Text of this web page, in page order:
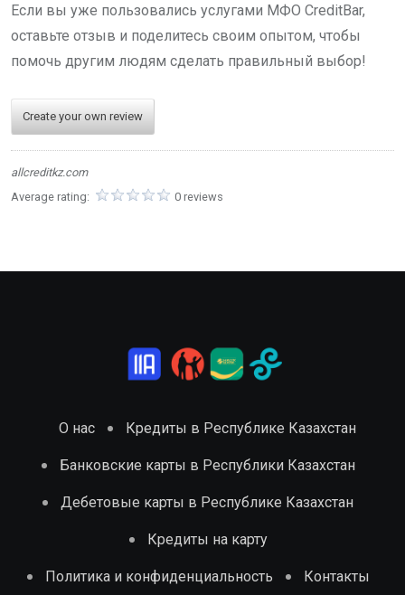
Если вы уже пользовались услугами МФО CreditBar,
оставьте отзыв и поделитесь своим опытом, чтобы
помочь другим людям сделать правильный выбор!
Create your own review
allcreditkz.com
Average rating:
0 reviews
О нас Кредиты в Республике Казахстан
Банковские карты в Республики Казахстан
Дебетовые карты в Республике Казахстан
Кредиты на карту
Политика и конфиденциальность Контакты